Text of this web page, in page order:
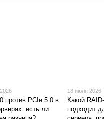
против PCIe 5.0 в
есть ли
18 июля 2026
Какой
подходит